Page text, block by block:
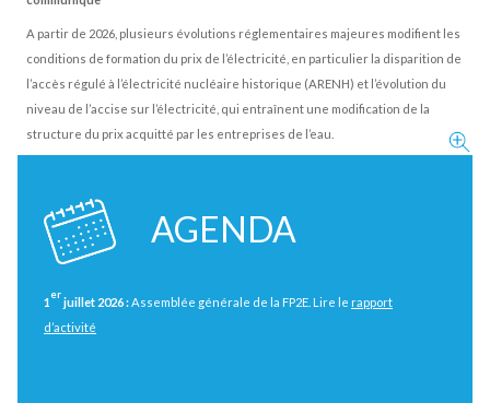
Indice électricité applicable au secteur de l’eau et
communique
A partir de 2026, plusieurs évolutions réglementaires majeures
conditions de formation du prix de l’électricité, en particulier la
niveau de l’accise sur l’électricité, qui entraînent une
structure du prix acquitté par les entreprises de l’eau.